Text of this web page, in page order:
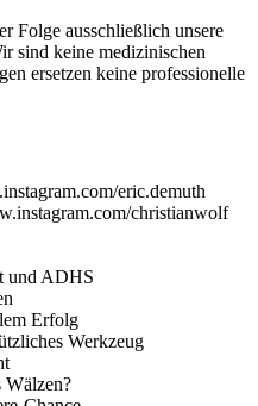
Folge ausschließlich unsere
sind keine medizinischen
ersetzen keine professionelle
eric.demuth
christianwolf
und ADHS
Erfolg
Werkzeug
Wälzen?